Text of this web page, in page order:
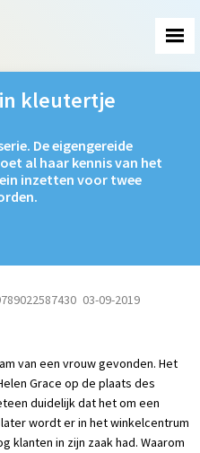
kleutertje
De eigengereide
al haar kennis van het
inzetten voor twee
03-09-2019
van een vrouw gevonden. Het
Grace op de plaats des
duidelijk dat het om een
wordt er in het winkelcentrum
klanten in zijn zaak had. Waarom